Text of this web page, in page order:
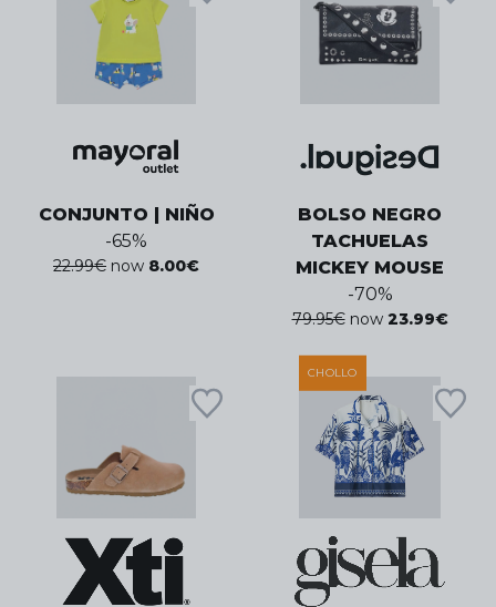
CONJUNTO | NIÑO
-65%
22.99€ now 8.00€
BOLSO NEGRO
TACHUELAS
MICKEY MOUSE
-70%
79.95€ now 23.99€
CHOLLO